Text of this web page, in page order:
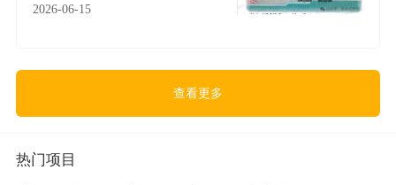
2026-06-15
查看更多
热门项目